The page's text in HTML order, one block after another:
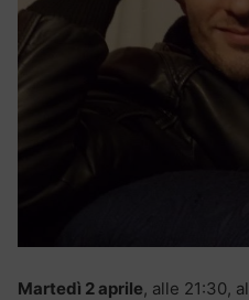
Martedì 2 aprile, alle 21:30, al